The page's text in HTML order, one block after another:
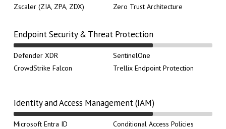
Zscaler (ZIA, ZPA, ZDX) Zero Trust Architecture
Endpoint Security & Threat Protection
Defender XDR
SentinelOne
CrowdStrike Falcon
Trellix Endpoint Protection
Identity and Access Management (IAM)
Microsoft Entra ID
Conditional Access Policies